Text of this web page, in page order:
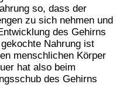
so, dass der
zu sich nehmen und
des Gehirns
Nahrung ist
menschlichen Körper
hat also beim
des Gehirns